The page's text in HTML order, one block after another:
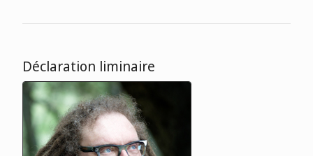
Déclaration liminaire